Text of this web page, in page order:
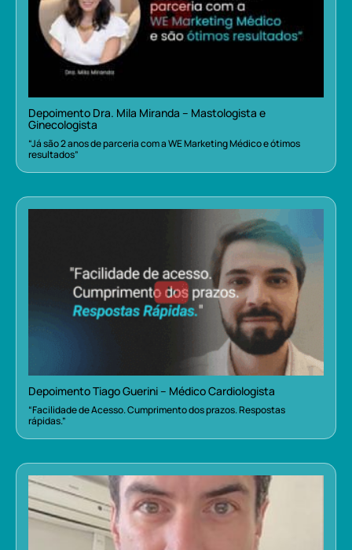
Depoimento Dra. Mila Miranda – Mastologista e
Ginecologista
“Já são 2 anos de parceria com a WE Marketing Médico e ótimos
resultados”
Depoimento Tiago Guerini – Médico Cardiologista
“Facilidade de Acesso. Cumprimento dos prazos. Respostas
rápidas.”